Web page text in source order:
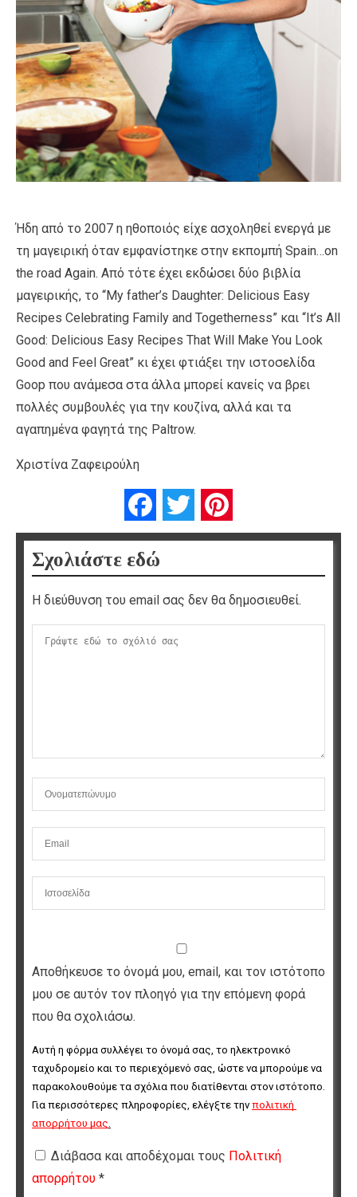
Ήδη από το 2007 η ηθοποιός είχε ασχοληθεί ενεργά με
τη μαγειρική όταν εμφανίστηκε στην εκπομπή Spain…on
the road Again. Από τότε έχει εκδώσει δύο βιβλία
μαγειρικής, το “My father’s Daughter: Delicious Easy
Recipes Celebrating Family and Togetherness” και “It’s All
Good: Delicious Easy Recipes That Will Make You Look
Good and Feel Great” κι έχει φτιάξει την ιστοσελίδα
Goop που ανάμεσα στα άλλα μπορεί κανείς να βρει
πολλές συμβουλές για την κουζίνα, αλλά και τα
αγαπημένα φαγητά της Paltrow.
Χριστίνα Ζαφειρούλη
FacebookTwitter
Σχολιάστε εδώ
Η διεύθυνση του email σας δεν θα δημοσιευθεί.
Αποθήκευσε το όνομά μου, email, και τον ιστότοπο
μου σε αυτόν τον πλοηγό για την επόμενη φορά
που θα σχολιάσω.
Αυτή η φόρμα συλλέγει το όνομά σας, το ηλεκτρονικό
ταχυδρομείο και το περιεχόμενό σας, ώστε να μπορούμε να
παρακολουθούμε τα σχόλια που διατίθενται στον ιστότοπο.
Για περισσότερες πληροφορίες, ελέγξτε την πολιτική
απορρήτου μας.
Διάβασα και αποδέχομαι τους Πολιτική
απορρήτου *